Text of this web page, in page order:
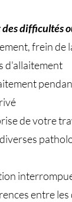
difficultés
frein de
d'allaitement
de votre
entre